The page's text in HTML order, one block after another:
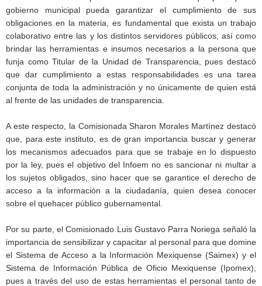
gobierno municipal pueda garantizar el cumplimiento de sus
obligaciones en la materia, es fundamental que exista un trabajo
colaborativo entre las y los distintos servidores públicos, así como
brindar las herramientas e insumos necesarios a la persona que
funja como Titular de la Unidad de Transparencia, pues destacó
que dar cumplimiento a estas responsabilidades es una tarea
conjunta de toda la administración y no únicamente de quien está
al frente de las unidades de transparencia.
A este respecto, la Comisionada Sharon Morales Martínez destacó
que, para este instituto, es de gran importancia buscar y generar
los mecanismos adecuados para que se trabaje en lo dispuesto
por la ley, pues el objetivo del Infoem no es sancionar ni multar a
los sujetos obligados, sino hacer que se garantice el derecho de
acceso a la información a la ciudadanía, quien desea conocer
sobre el quehacer público gubernamental.
Por su parte, el Comisionado Luis Gustavo Parra Noriega señaló la
importancia de sensibilizar y capacitar al personal para que domine
el Sistema de Acceso a la Información Mexiquense (Saimex) y el
Sistema de Información Pública de Oficio Mexiquense (Ipomex),
pues a través del uso de estas herramientas el personal tanto de